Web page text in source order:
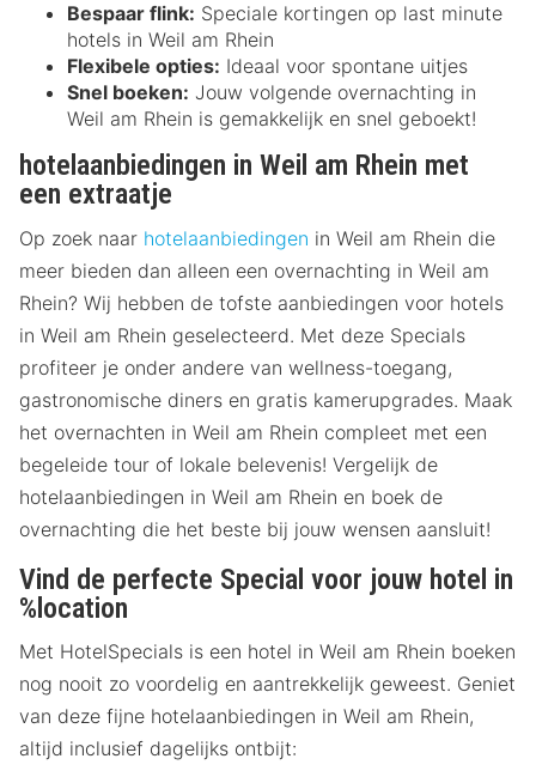
Bespaar flink: Speciale kortingen op last minute
hotels in Weil am Rhein
Flexibele opties: Ideaal voor spontane uitjes
Snel boeken: Jouw volgende overnachting in
Weil am Rhein is gemakkelijk en snel geboekt!
hotelaanbiedingen in Weil am Rhein met
een extraatje
Op zoek naar hotelaanbiedingen in Weil am Rhein die
meer bieden dan alleen een overnachting in Weil am
Rhein? Wij hebben de tofste aanbiedingen voor hotels
in Weil am Rhein geselecteerd. Met deze Specials
profiteer je onder andere van wellness-toegang,
gastronomische diners en gratis kamerupgrades. Maak
het overnachten in Weil am Rhein compleet met een
begeleide tour of lokale belevenis! Vergelijk de
hotelaanbiedingen in Weil am Rhein en boek de
overnachting die het beste bij jouw wensen aansluit!
Vind de perfecte Special voor jouw hotel in
%location
Met HotelSpecials is een hotel in Weil am Rhein boeken
nog nooit zo voordelig en aantrekkelijk geweest. Geniet
van deze fijne hotelaanbiedingen in Weil am Rhein,
altijd inclusief dagelijks ontbijt: